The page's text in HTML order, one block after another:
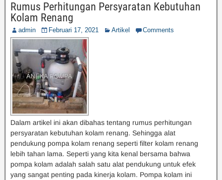
Rumus Perhitungan Persyaratan Kebutuhan
Kolam Renang
admin Februari 17, 2021 Artikel Comments
Dalam artikel ini akan dibahas tentang rumus perhitungan
persyaratan kebutuhan kolam renang. Sehingga alat
pendukung pompa kolam renang seperti filter kolam renang
lebih tahan lama. Seperti yang kita kenal bersama bahwa
pompa kolam adalah salah satu alat pendukung untuk efek
yang sangat penting pada kinerja kolam. Pompa kolam ini